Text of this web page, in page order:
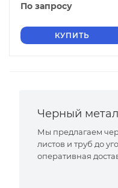
По запросу
КУПИТЬ
Черный
Мы предлагаем
листов и труб до
оперативная